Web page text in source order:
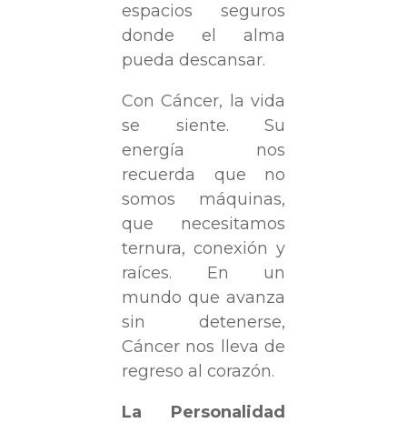
espacios seguros
donde el alma
pueda descansar.
Con Cáncer, la vida
se siente. Su
energía nos
recuerda que no
somos máquinas,
que necesitamos
ternura, conexión y
raíces. En un
mundo que avanza
sin detenerse,
Cáncer nos lleva de
regreso al corazón.
La Personalidad